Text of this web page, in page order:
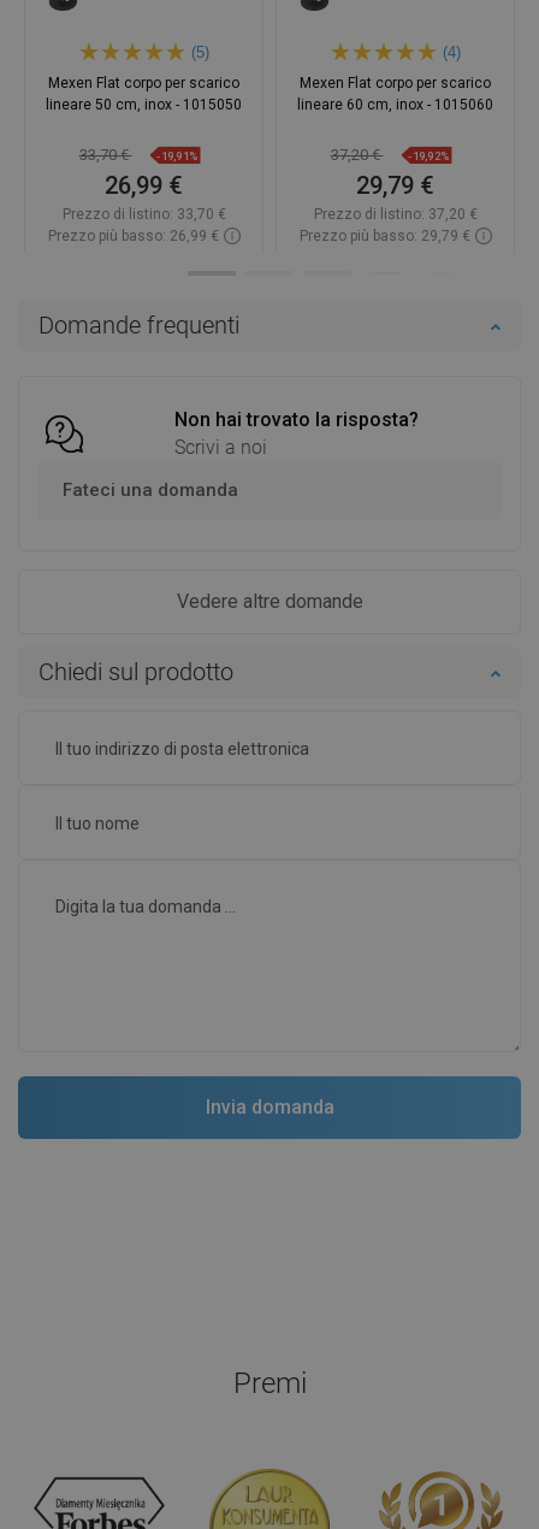
Domande frequenti
Non hai trovato la risposta?
Scrivi a noi
Fateci una domanda
Vedere altre domande
Chiedi sul prodotto
(5)
Mexen Flat corpo per scarico
lineare 50 cm, inox - 1015050
33,70 € -19,91%
26,99 €
Prezzo di listino: 33,70 €
Prezzo più basso: 26,99 €
(4)
Mexen Flat corpo per scarico
lineare 60 cm, inox - 1015060
37,20 € -19,92%
29,79 €
Prezzo di listino: 37,20 €
Prezzo più basso: 29,79 €
Premi